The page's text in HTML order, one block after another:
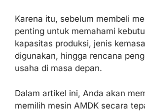
Karena itu, sebelum membeli
penting untuk memahami
kapasitas produksi, jenis
digunakan, hingga rencana
usaha di masa depan.
Dalam artikel ini, Anda akan
memilih mesin AMDK secara